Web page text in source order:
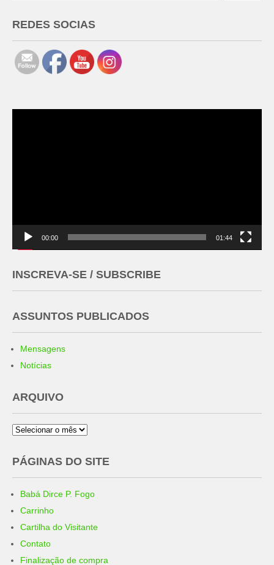
REDES SOCIAS
00:00 01:44
INSCREVA-SE / SUBSCRIBE
ASSUNTOS PUBLICADOS
Mensagens
Notícias
ARQUIVO
Arquivo
PÁGINAS DO SITE
Babá Dirce P. Fogo
Carrinho
Cartilha do Visitante
Contato
Finalização de compra